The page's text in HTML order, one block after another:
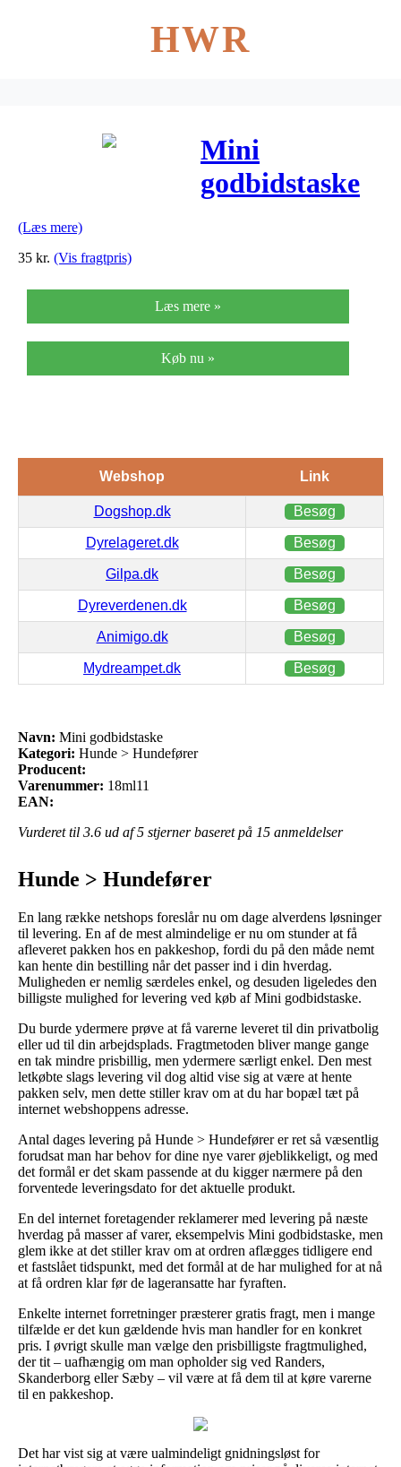
HWR
Mini
godbidstaske
(Læs mere)
35 kr. (Vis fragtpris)
Læs mere »
Køb nu »
Webshop Link
Dogshop.dk Besøg
Dyrelageret.dk Besøg
Gilpa.dk Besøg
Dyreverdenen.dk Besøg
Animigo.dk Besøg
Mydreampet.dk Besøg
Navn: Mini godbidstaske
Kategori: Hunde > Hundefører
Producent:
Varenummer: 18ml11
EAN:
Vurderet til 3.6 ud af 5 stjerner baseret på 15 anmeldelser
Hunde > Hundefører
En lang række netshops foreslår nu om dage alverdens løsninger
til levering. En af de mest almindelige er nu om stunder at få
afleveret pakken hos en pakkeshop, fordi du på den måde nemt
kan hente din bestilling når det passer ind i din hverdag.
Muligheden er nemlig særdeles enkel, og desuden ligeledes den
billigste mulighed for levering ved køb af Mini godbidstaske.
Du burde ydermere prøve at få varerne leveret til din privatbolig
eller ud til din arbejdsplads. Fragtmetoden bliver mange gange
en tak mindre prisbillig, men ydermere særligt enkel. Den mest
letkøbte slags levering vil dog altid vise sig at være at hente
pakken selv, men dette stiller krav om at du har bopæl tæt på
internet webshoppens adresse.
Antal dages levering på Hunde > Hundefører er ret så væsentlig
forudsat man har behov for dine nye varer øjeblikkeligt, og med
det formål er det skam passende at du kigger nærmere på den
forventede leveringsdato for det aktuelle produkt.
En del internet foretagender reklamerer med levering på næste
hverdag på masser af varer, eksempelvis Mini godbidstaske, men
glem ikke at det stiller krav om at ordren aflægges tidligere end
et fastslået tidspunkt, med det formål at de har mulighed for at nå
at få ordren klar før de lageransatte har fyraften.
Enkelte internet forretninger præsterer gratis fragt, men i mange
tilfælde er det kun gældende hvis man handler for en konkret
pris. I øvrigt skulle man vælge den prisbilligste fragtmulighed,
der tit – uafhængig om man opholder sig ved Randers,
Skanderborg eller Sæby – vil være at få dem til at køre varerne
til en pakkeshop.
Det har vist sig at være ualmindeligt gnidningsløst for